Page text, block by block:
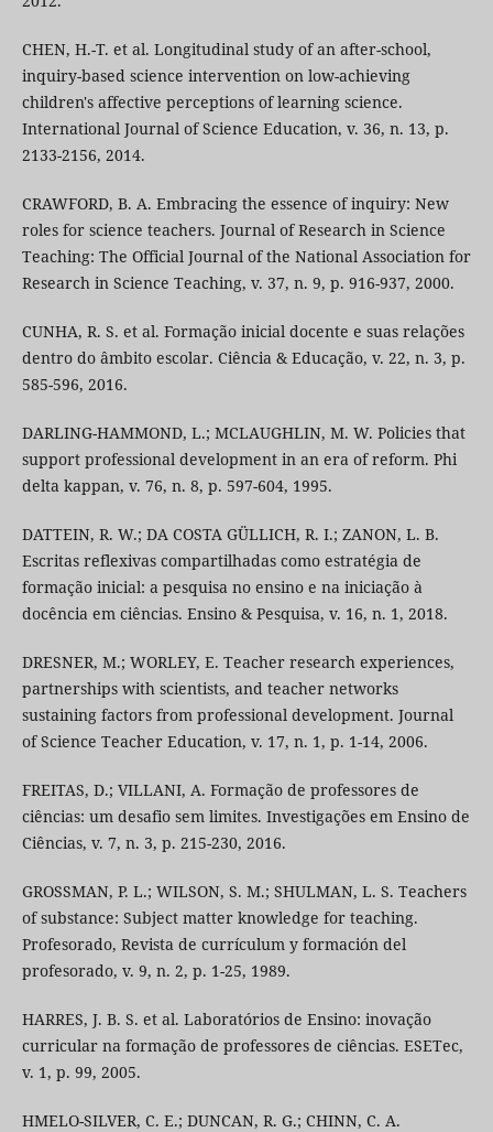
CHEN, H.-T. et al. Longitudinal study of an after-school,
inquiry-based science intervention on low-achieving
children's affective perceptions of learning science.
International Journal of Science Education, v. 36, n. 13, p.
2133-2156, 2014.
CRAWFORD, B. A. Embracing the essence of inquiry: New
roles for science teachers. Journal of Research in Science
Teaching: The Official Journal of the National Association for
Research in Science Teaching, v. 37, n. 9, p. 916-937, 2000.
CUNHA, R. S. et al. Formação inicial docente e suas relações
dentro do âmbito escolar. Ciência & Educação, v. 22, n. 3, p.
585-596, 2016.
DARLING-HAMMOND, L.; MCLAUGHLIN, M. W. Policies that
support professional development in an era of reform. Phi
delta kappan, v. 76, n. 8, p. 597-604, 1995.
DATTEIN, R. W.; DA COSTA GÜLLICH, R. I.; ZANON, L. B.
Escritas reflexivas compartilhadas como estratégia de
formação inicial: a pesquisa no ensino e na iniciação à
docência em ciências. Ensino & Pesquisa, v. 16, n. 1, 2018.
DRESNER, M.; WORLEY, E. Teacher research experiences,
partnerships with scientists, and teacher networks
sustaining factors from professional development. Journal
of Science Teacher Education, v. 17, n. 1, p. 1-14, 2006.
FREITAS, D.; VILLANI, A. Formação de professores de
ciências: um desafio sem limites. Investigações em Ensino de
Ciências, v. 7, n. 3, p. 215-230, 2016.
GROSSMAN, P. L.; WILSON, S. M.; SHULMAN, L. S. Teachers
of substance: Subject matter knowledge for teaching.
Profesorado, Revista de currículum y formación del
profesorado, v. 9, n. 2, p. 1-25, 1989.
HARRES, J. B. S. et al. Laboratórios de Ensino: inovação
curricular na formação de professores de ciências. ESETec,
v. 1, p. 99, 2005.
HMELO-SILVER, C. E.; DUNCAN, R. G.; CHINN, C. A.